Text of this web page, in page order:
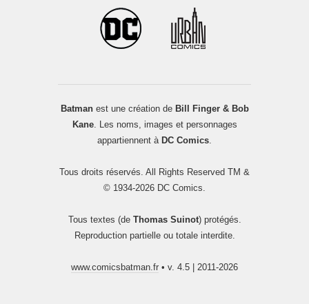
Batmanest une création de Bill Finger & Bob
Kane. Les noms, images et personnages
appartiennent à DC Comics.
Tous droits réservés. All Rights Reserved TM &
© 1934-2026 DC Comics.
Tous textes (de Thomas Suinot) protégés.
Reproduction partielle ou totale interdite.
www.comicsbatman.fr • v. 4.5 | 2011-2026